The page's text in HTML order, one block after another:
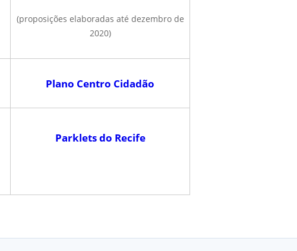
(proposições elaboradas até dezembro de
2020)
Plano Centro Cidadão
Parklets do Recife